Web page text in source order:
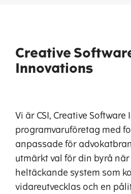
Creative
Innovations
Vi är CSI, Creative
programvaruföretag med
anpassade för
utmärkt val för din byrå
heltäckande system som
vidareutvecklas och en